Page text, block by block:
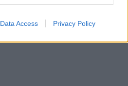
Data Access Privacy Policy